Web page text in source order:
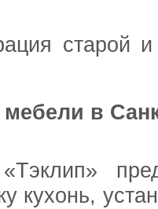
старой
в
кухонь,